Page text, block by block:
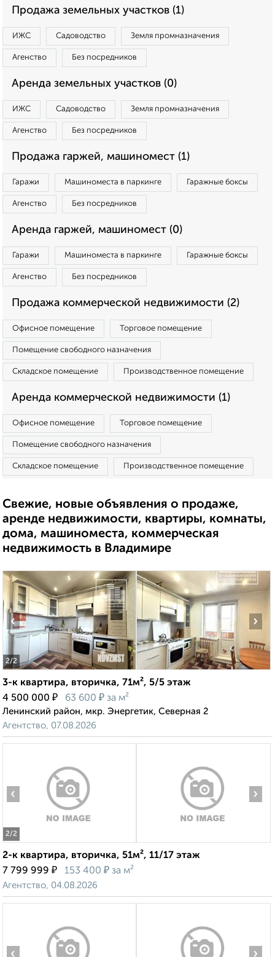
Продажа земельных участков (1)
ИЖС Садоводство Земля промназначения
Агенство Без посредников
Аренда земельных участков (0)
ИЖС Садоводство Земля промназначения
Агенство Без посредников
Продажа гаржей, машиномест (1)
Гаражи Машиноместа в паркинге Гаражные боксы
Агенство Без посредников
Аренда гаржей, машиномест (0)
Гаражи Машиноместа в паркинге Гаражные боксы
Агенство Без посредников
Продажа коммерческой недвижимости (2)
Офисное помещение Торговое помещение
Помещение свободного назначения
Складское помещение Производственное помещение
Аренда коммерческой недвижимости (1)
Офисное помещение Торговое помещение
Помещение свободного назначения
Складское помещение Производственное помещение
Свежие, новые объявления о продаже,
аренде недвижимости, квартиры, комнаты,
дома, машиноместа, коммерческая
недвижимость в Владимире
2/2
‹ ›
3-к квартира, вторичка, 71м², 5/5 этаж
4 500 000 ₽ 63 600 ₽ за м²
Ленинский район, мкр. Энергетик, Северная 2
Агентство, 07.08.2026
2/2
‹ ›
2-к квартира, вторичка, 51м², 11/17 этаж
7 799 999 ₽ 153 400 ₽ за м²
Агентство, 04.08.2026
‹ ›